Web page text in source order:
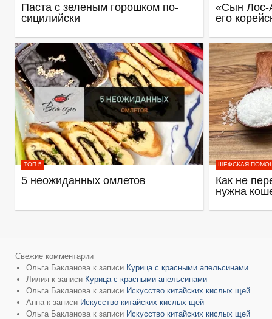
Паста с зеленым горошком по-
сицилийски
«Сын Лос-
его
ТОП-5
5 неожиданных омлетов
ШЕФСКАЯ
Как не
нужна
Свежие комментарии
Ольга Бакланова к записи Курица с красными апельсинами
Лилия к записи Курица с красными апельсинами
Ольга Бакланова к записи Искусство китайских кислых щей
Анна к записи Искусство китайских кислых щей
Ольга Бакланова к записи Искусство китайских кислых щей